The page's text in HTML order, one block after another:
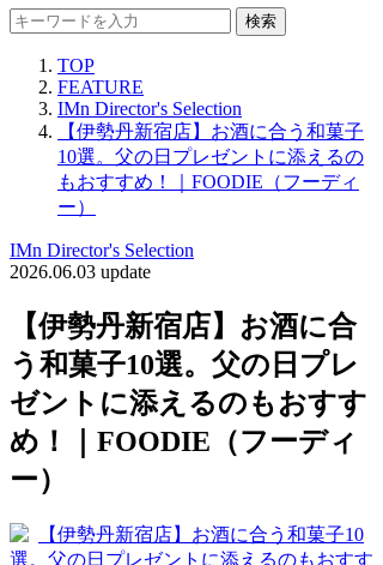
検索
TOP
FEATURE
IMn Director's Selection
【伊勢丹新宿店】お酒に合う和菓子
10選。父の日プレゼントに添えるの
もおすすめ！｜FOODIE（フーディ
ー）
IMn Director's Selection
2026.06.03 update
【伊勢丹新宿店】お酒に合
う和菓子10選。父の日プレ
ゼントに添えるのもおすす
め！｜FOODIE（フーディ
ー）